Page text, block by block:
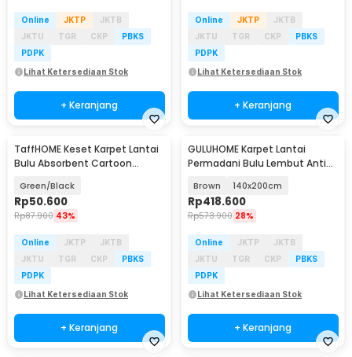
Online JKTP
JKTB
JKTU
TGR CKP
PBKS
PDPK
Lihat Ketersediaan Stok
+ Keranjang
Online JKTP
JKTB
JKTU
TGR CKP
PBKS
PDPK
Lihat Ketersediaan Stok
+ Keranjang
TaffHOME Keset Karpet Lantai
Bulu Absorbent Cartoon
Green/Black
Rp50.600
Rp87.900 43%
Online JKTP
JKTB
JKTU
TGR CKP
PBKS
PDPK
Lihat Ketersediaan Stok
+ Keranjang
GULUHOME Karpet Lantai
Permadani Bulu Lembut Anti
Brown 140x200cm
Rp418.600
Rp573.900 28%
Online JKTP
JKTB
JKTU
TGR CKP
PBKS
PDPK
Lihat Ketersediaan Stok
+ Keranjang